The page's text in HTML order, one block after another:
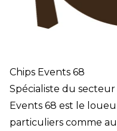
Chips Events 68
Spécialiste du secteur
Events 68 est le
particuliers comme